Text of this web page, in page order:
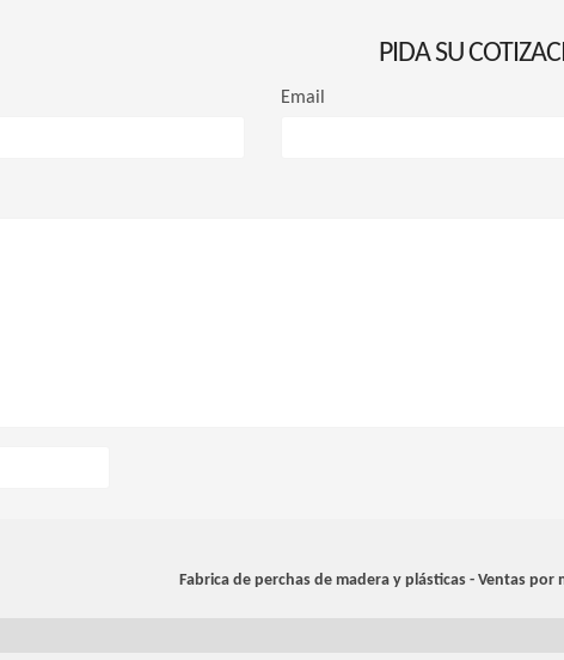
PIDA SU
Email
Fabrica de perchas de madera y plásticas - Ventas por